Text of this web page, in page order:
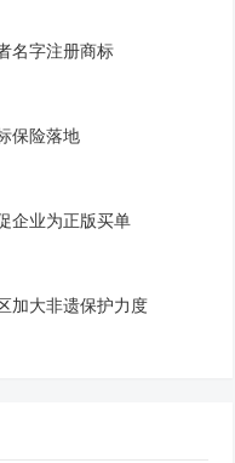
名字注册商标
保险落地
企业为正版买单
加大非遗保护力度